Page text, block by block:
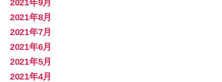
2021年9月
2021年8月
2021年7月
2021年6月
2021年5月
2021年4月